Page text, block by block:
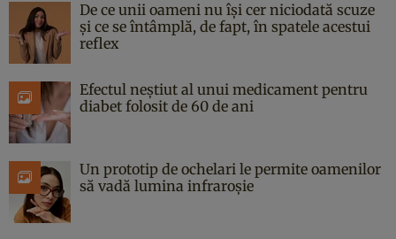
De ce unii oameni nu își cer niciodată scuze
și ce se întâmplă, de fapt, în spatele acestui
reflex
Efectul neștiut al unui medicament pentru
diabet folosit de 60 de ani
Un prototip de ochelari le permite oamenilor
să vadă lumina infraroșie